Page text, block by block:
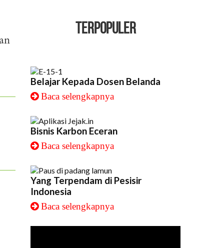
TERPOPULER
Belajar Kepada Dosen Belanda
Baca selengkapnya
Bisnis Karbon Eceran
Baca selengkapnya
Yang Terpendam di Pesisir
Indonesia
Baca selengkapnya